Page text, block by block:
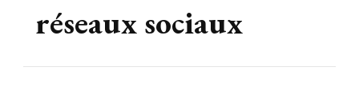
réseaux sociaux